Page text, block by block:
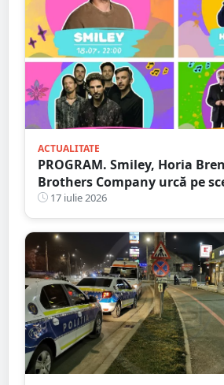
ACTUALITATE
PROGRAM. Smiley, Horia
Brothers Company urcă pe
Festival. Trei zile de concerte
17 iulie 2026